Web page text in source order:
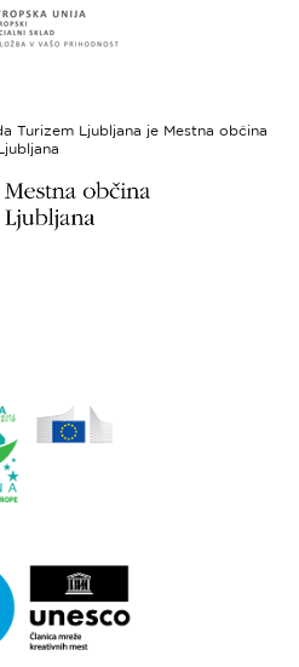
regionalni
do
spletne
sklad
Turizem Ljubljana je Mestna občina
spletne
strani
Ljubljana.si
-